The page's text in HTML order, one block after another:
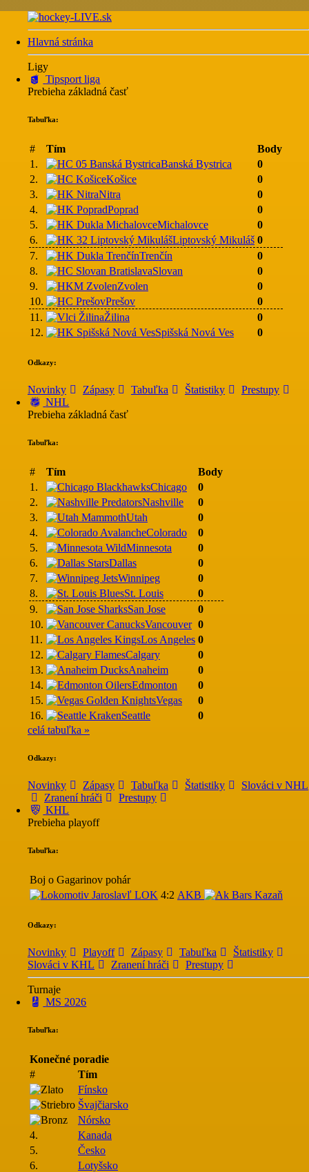
Hlavná stránka
Ligy
Tipsport liga
Prebieha základná časť
Tabuľka:
# Tím
Body
1.
Banská Bystrica
0
2.
Košice
0
3.
Nitra
0
4.
Poprad
0
5.
Michalovce
0
6.
Liptovský Mikuláš 0
7.
Trenčín
0
8.
Slovan
0
9.
Zvolen
0
10.
Prešov
0
11.
Žilina
0
12.
Spišská Nová Ves 0
Odkazy:
Novinky Zápasy Tabuľka Štatistiky
Prestupy
NHL
Prebieha základná časť
Tabuľka:
# Tím
Body
1.
Chicago
0
2.
Nashville
0
3.
Utah
0
4.
Colorado
0
5.
Minnesota
0
6.
Dallas
0
7.
Winnipeg
0
8.
St. Louis
0
9.
San Jose
0
10.
Vancouver 0
11.
Los Angeles 0
12.
Calgary
0
13.
Anaheim
0
14.
Edmonton
0
15.
Vegas
0
16.
Seattle
0
celá tabuľka »
Odkazy:
Novinky Zápasy Tabuľka Štatistiky
Slováci v NHL
Zranení hráči
Prestupy
KHL
Prebieha playoff
Tabuľka:
Boj o Gagarinov pohár
LOK 4:2 AKB
Odkazy:
Novinky Playoff Zápasy Tabuľka
Štatistiky
Slováci v KHL
Zranení hráči Prestupy
Turnaje
MS 2026
Tabuľka:
Konečné poradie
#
Tím
Fínsko
Švajčiarsko
Nórsko
4.
Kanada
5.
Česko
6.
Lotyšsko